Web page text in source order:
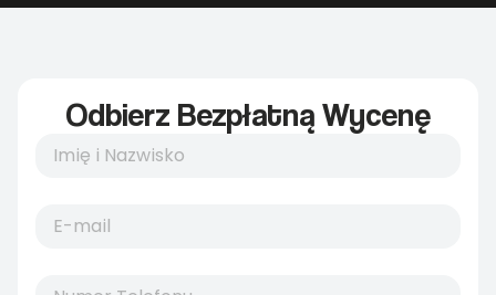
Odbierz Bezpłatną Wycenę